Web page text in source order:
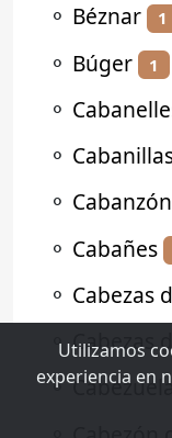
⚬ Béznar 1
⚬ Búger 1
⚬
⚬
⚬ Cabanzón
⚬ Cabañes
⚬ Cabezas
⚬Cabezas
⚬
Utilizamos
experiencia en